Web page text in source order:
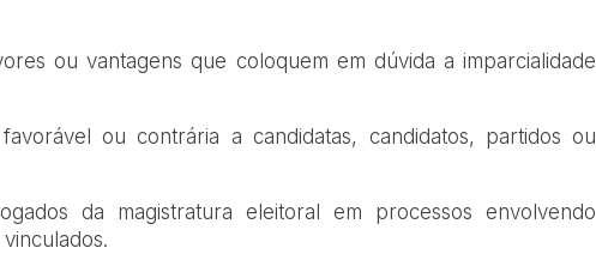
ou vantagens que coloquem em dúvida a imparcialidade
ou contrária a candidatas, candidatos, partidos ou
da magistratura eleitoral em processos envolvendo